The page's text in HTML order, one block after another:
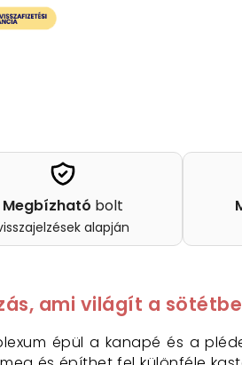
Megbízható bolt
alapján
ami világít a
épül a kanapé és a